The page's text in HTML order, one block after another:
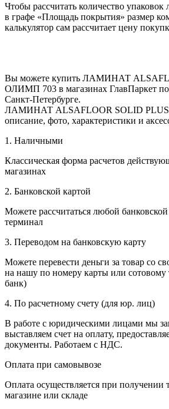
Чтобы рассчитать количество упаковок
в графе «Площадь покрытия» размер
калькулятор сам рассчитает цену
Вы можете купить ЛАМИНАТ
ОЛИМП 703 в магазинах ГлавПаркет по
Санкт-Петербурге.
ЛАМИНАТ ALSAFLOOR SOLID
описание, фото, характеристики и
1. Наличными
Классическая форма расчетов
магазинах
2. Банковской картой
Можете рассчитаться любой банковской
терминал
3. Переводом на банковскую карту
Можете перевести деньги за товар со
на нашу по номеру карты или сотовому
банк)
4. По расчетному счету (для юр. лиц)
В работе с юридическими лицами мы
выставляем счет на оплату,
документы. Работаем с НДС.
Оплата при самовывозе
Оплата осуществляется при получении
магазине или складе